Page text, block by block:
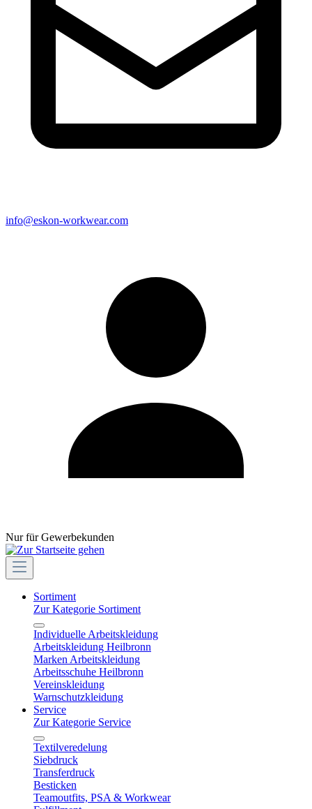
info@eskon-workwear.com
Nur für Gewerbekunden
Sortiment
Zur Kategorie Sortiment
Individuelle Arbeitskleidung
Arbeitskleidung Heilbronn
Marken Arbeitskleidung
Arbeitsschuhe Heilbronn
Vereinskleidung
Warnschutzkleidung
Service
Zur Kategorie Service
Textilveredelung
Siebdruck
Transferdruck
Besticken
Teamoutfits, PSA & Workwear